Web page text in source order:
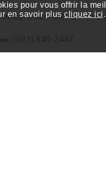
pour vous offrir la
en savoir plus cliquez ici.